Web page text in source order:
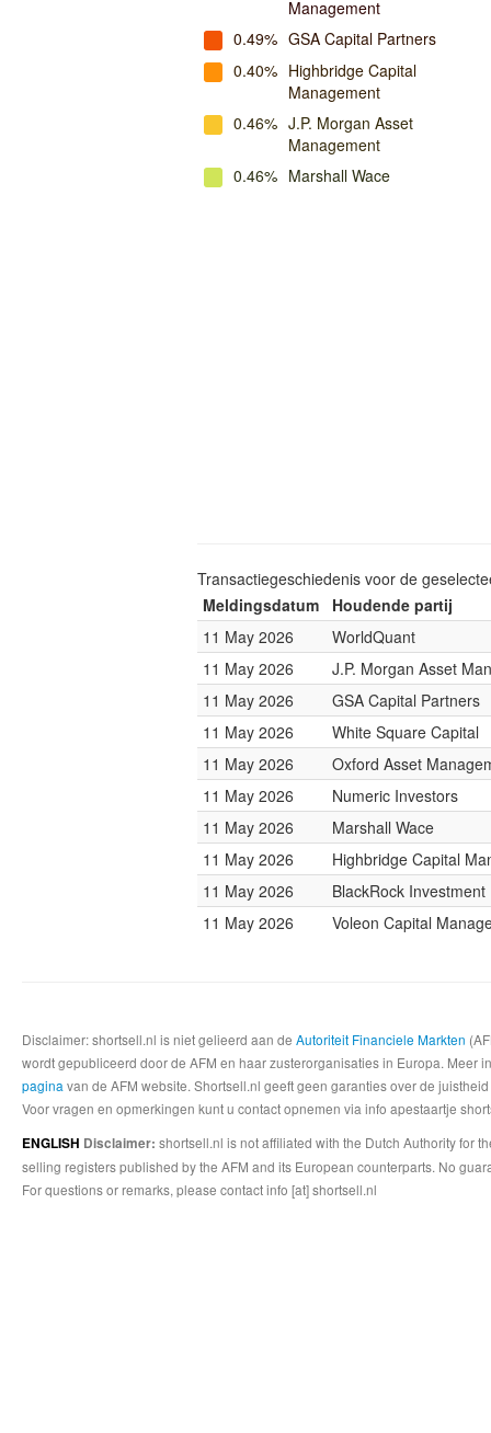
Management
0.49% GSA Capital Partners
0.40% Highbridge Capital
Management
0.46% J.P. Morgan Asset
Management
0.46% Marshall Wace
Transactiegeschiedenis voor de
Meldingsdatum
Houdende partij
11 May 2026
WorldQuant
11 May 2026
J.P. Morgan Asset
11 May 2026
GSA Capital Partners
11 May 2026
White Square Capital
11 May 2026
Oxford Asset
11 May 2026
Numeric Investors
11 May 2026
Marshall Wace
11 May 2026
Highbridge Capital
11 May 2026
BlackRock
11 May 2026
Voleon Capital
Disclaimer: shortsell.nl is niet gelieerd aan de Autoriteit Financiele Markten
wordt gepubliceerd door de AFM en haar zusterorganisaties in Europa.
pagina van de AFM website. Shortsell.nl geeft geen garanties over de
Voor vragen en opmerkingen kunt u contact opnemen via info apestaartje
ENGLISH Disclaimer: shortsell.nl is not affiliated with the Dutch Authority for
selling registers published by the AFM and its European counterparts. No
For questions or remarks, please contact info [at] shortsell.nl